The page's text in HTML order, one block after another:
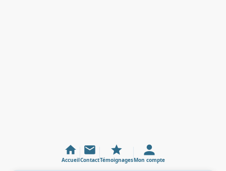
AccueilContactTémoignagesMon compte